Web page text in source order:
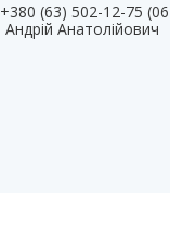
+380 (63) 502-12-75
Андрій Анатолійович